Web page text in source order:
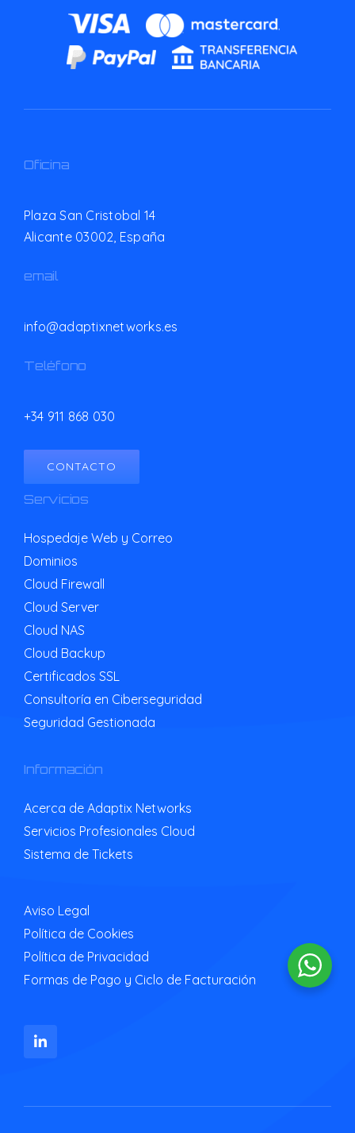
Oficina
Plaza San Cristobal 14
Alicante 03002, España
email
info@adaptixnetworks.es
Teléfono
+34 911 868 030
CONTACTO
Servicios
Hospedaje Web y Correo
Dominios
Cloud Firewall
Cloud Server
Cloud NAS
Cloud Backup
Certificados SSL
Consultoría en Ciberseguridad
Seguridad Gestionada
Información
Acerca de Adaptix Networks
Servicios Profesionales Cloud
Sistema de Tickets
Aviso Legal
Política de Cookies
Política de Privacidad
Formas de Pago y Ciclo de Facturación